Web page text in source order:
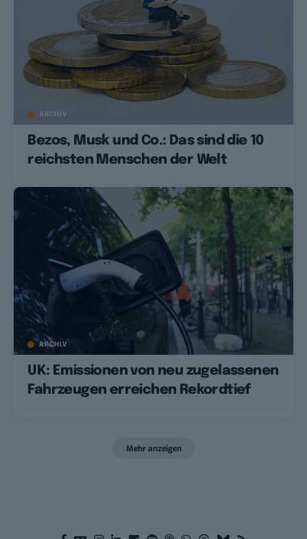
ARCHIV
Bezos, Musk und Co.: Das sind die 10
reichsten Menschen der Welt
ARCHIV
UK: Emissionen von neu zugelassenen
Fahrzeugen erreichen Rekordtief
Mehr anzeigen